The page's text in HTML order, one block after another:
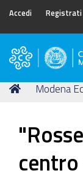
Accedi Registrati
Camera
Commercio
Tu
Home
Modena